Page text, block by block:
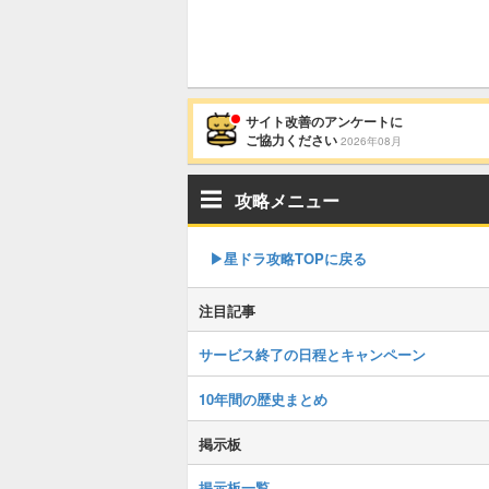
サイト改善のアンケートに
ご協力ください 2026年08月
攻略メニュー
▶︎星ドラ攻略TOPに戻る
注目記事
サービス終了の日程とキャンペーン
10年間の歴史まとめ
掲示板